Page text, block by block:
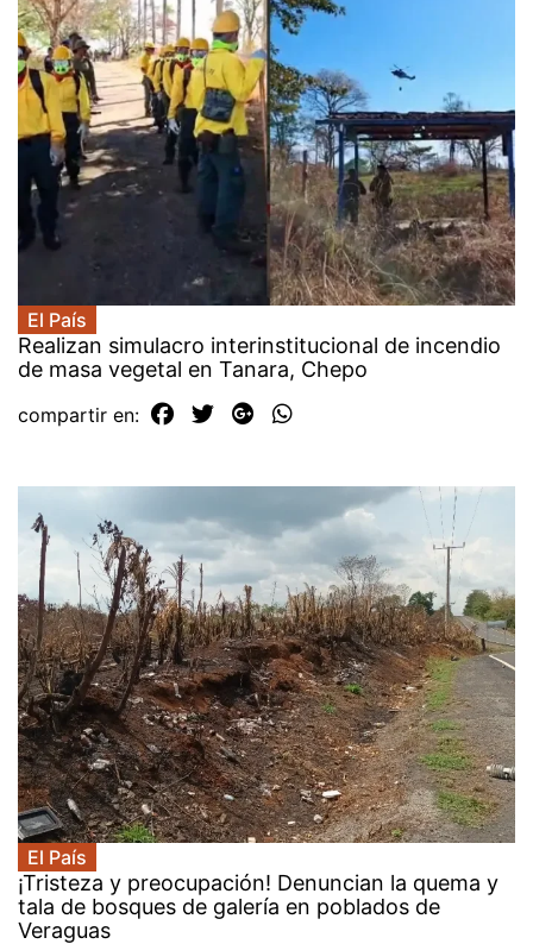
El País
Realizan simulacro interinstitucional de incendio
de masa vegetal en Tanara, Chepo
compartir en:
El País
¡Tristeza y preocupación! Denuncian la quema y
tala de bosques de galería en poblados de
Veraguas